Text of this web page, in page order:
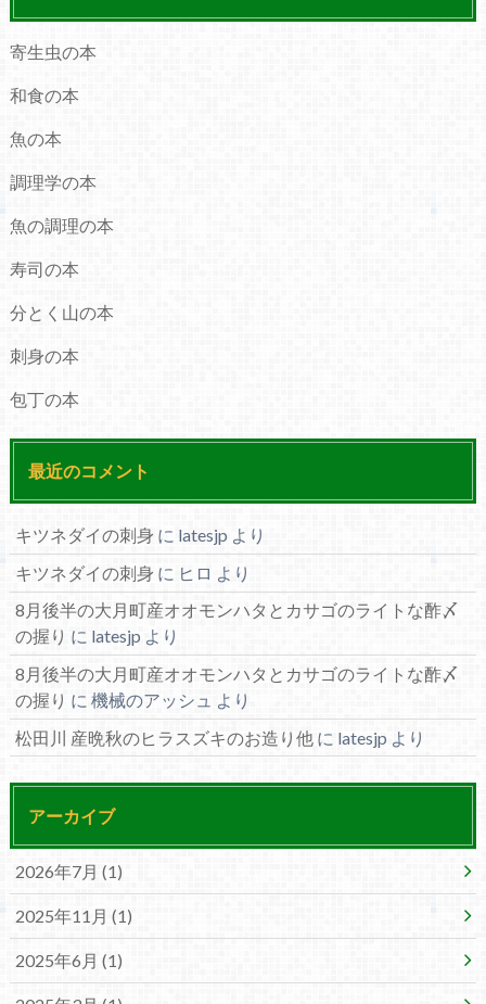
寄生虫の本
和食の本
魚の本
調理学の本
魚の調理の本
寿司の本
分とく山の本
刺身の本
包丁の本
最近のコメント
キツネダイの刺身に latesjpより
キツネダイの刺身 に ヒロ より
8月後半の大月町産オオモンハタとカサゴのライトな酢〆
の握り に latesjp より
8月後半の大月町産オオモンハタとカサゴのライトな酢〆
の握り に 機械のアッシュ より
松田川 産晩秋のヒラスズキのお造り他 に latesjp より
アーカイブ
2026年7月 (1)
2025年11月 (1)
2025年6月 (1)